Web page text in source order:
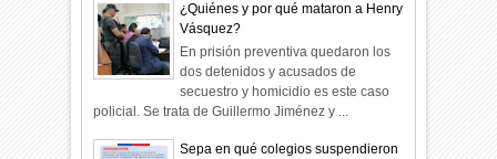
¿Quiénes y por qué mataron a Henry
Vásquez?
En prisión preventiva quedaron los
dos detenidos y acusados de
secuestro y homicidio es este caso
policial. Se trata de Guillermo Jiménez y ...
Sepa en qué colegios suspendieron